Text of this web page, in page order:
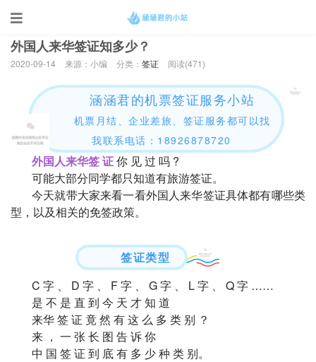
当前位置：
外国人来华签证知多少？
2020-09-14 来源：小编 分类： 签证 阅读(471)
涵涵君的机票签证服务小站
机票月结、企业差旅、签证服务都可以找
我联系电话：18926878720
外国人来华签 证你 见 过 吗 ?
可能大部分同学都只知道有旅游签证。
今天就带大家来看一看外国人来华签证具体都有哪些类
型，以及相关的免签政策。
签证类型
C 字 、 D 字 、 F 字 、 G 字 、 L 字 、 Q 字 ……
是 不 是 直 到 今 天 才 知 道
来华 签 证 竟 然 有 这 么 多 类 别 ？
来 ， 一 张 长 图 告 诉 你
中 国 签 证 到 底 有 多 少 种 类 别。